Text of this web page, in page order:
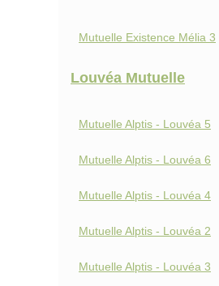
Mutuelle Existence Mélia 3
Louvéa Mutuelle
Mutuelle Alptis - Louvéa 5
Mutuelle Alptis - Louvéa 6
Mutuelle Alptis - Louvéa 4
Mutuelle Alptis - Louvéa 2
Mutuelle Alptis - Louvéa 3